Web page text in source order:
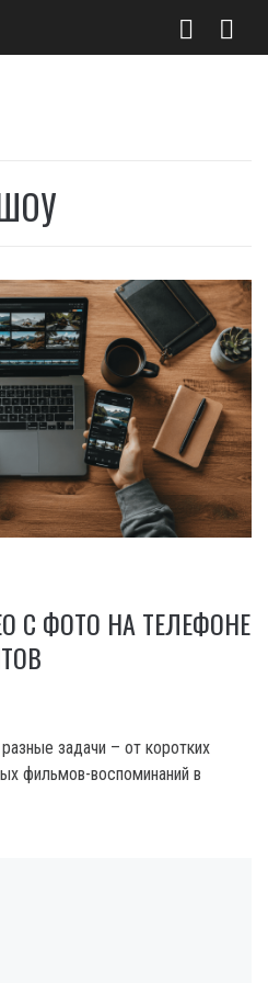
С ФОТО НА ТЕЛЕФОНЕ
задачи – от коротких
фильмов-воспоминаний в